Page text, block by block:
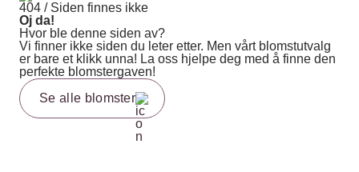
404 / Siden finnes ikke
Oj da!
Hvor ble denne siden av?
Vi finner ikke siden du leter etter. Men vårt blomstutvalg
er bare et klikk unna! La oss hjelpe deg med å finne den
perfekte blomstergaven!
Se alle blomster